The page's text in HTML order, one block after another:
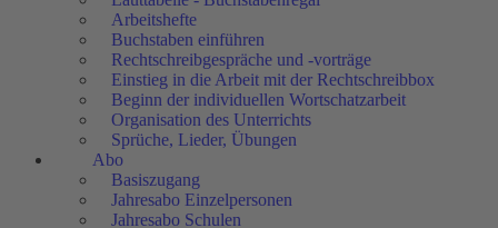
Arbeitshefte
Buchstaben einführen
Rechtschreibgespräche und -vorträge
Einstieg in die Arbeit mit der Rechtschreibbox
Beginn der individuellen Wortschatzarbeit
Organisation des Unterrichts
Sprüche, Lieder, Übungen
Abo
Basiszugang
Jahresabo Einzelpersonen
Jahresabo Schulen